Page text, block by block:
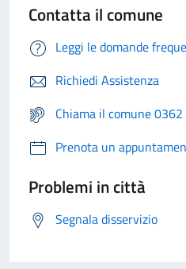
Contatta il comune
Leggi le domande
Richiedi Assistenza
Chiama il comune
Prenota un
Problemi in città
Segnala disservizio